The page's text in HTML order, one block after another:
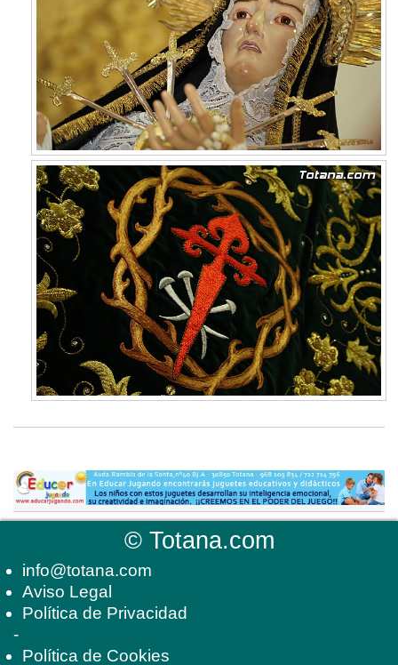
©Totana.com
info@totana.com
Aviso Legal
Política de Privacidad
-
Política de Cookies